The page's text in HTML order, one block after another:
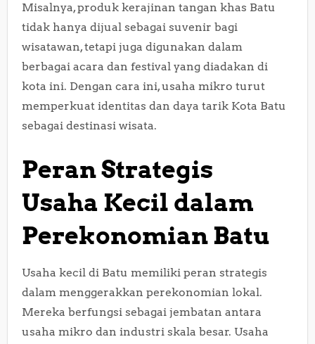
Misalnya, produk kerajinan tangan khas Batu
tidak hanya dijual sebagai suvenir bagi
wisatawan, tetapi juga digunakan dalam
berbagai acara dan festival yang diadakan di
kota ini. Dengan cara ini, usaha mikro turut
memperkuat identitas dan daya tarik Kota Batu
sebagai destinasi wisata.
Peran Strategis
Usaha Kecil dalam
Perekonomian Batu
Usaha kecil di Batu memiliki peran strategis
dalam menggerakkan perekonomian lokal.
Mereka berfungsi sebagai jembatan antara
usaha mikro dan industri skala besar. Usaha